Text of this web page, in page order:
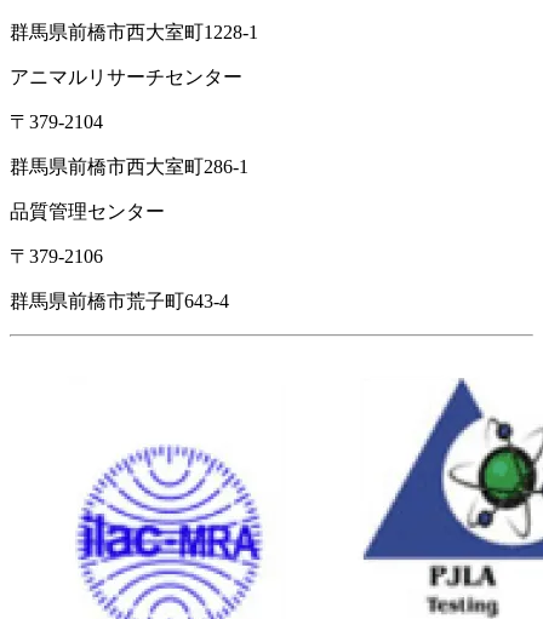
群馬県前橋市西大室町1228-1
アニマルリサーチセンター
〒379-2104
群馬県前橋市西大室町286-1
品質管理センター
〒379-2106
群馬県前橋市荒子町643-4